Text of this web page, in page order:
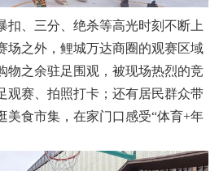
扣、三分、绝杀等高光时刻不断上
场之外，鲤城万达商圈的观赛区域
物之余驻足围观，被现场热烈的竞
观赛、拍照打卡；还有居民群众带
美食市集，在家门口感受“体育+年